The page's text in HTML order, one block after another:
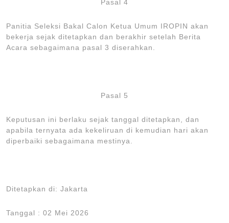
Pasal 4
Panitia Seleksi Bakal Calon Ketua Umum IROPIN akan
bekerja sejak ditetapkan dan berakhir setelah Berita
Acara sebagaimana pasal 3 diserahkan.
Pasal 5
Keputusan ini berlaku sejak tanggal ditetapkan, dan
apabila ternyata ada kekeliruan di kemudian hari akan
diperbaiki sebagaimana mestinya.
Ditetapkan di: Jakarta
Tanggal : 02 Mei 2026